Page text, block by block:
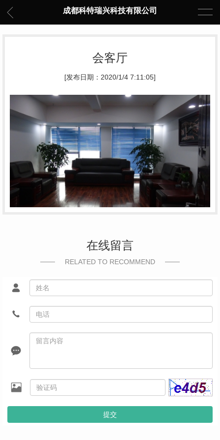
成都科特瑞兴科技有限公司
会客厅
[发布日期：2020/1/4 7:11:05]
在线留言
RELATED TO RECOMMEND
提交